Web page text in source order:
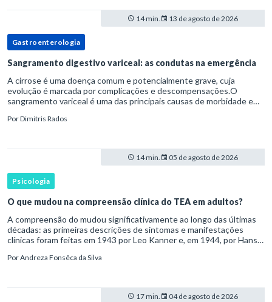
14 min. 13 de agosto de 2026
Gastroenterologia
Sangramento digestivo variceal: as condutas na emergência
A cirrose é uma doença comum e potencialmente grave, cuja
evolução é marcada por complicações e descompensações.O
sangramento variceal é uma das principais causas de morbidade e
hipertensão port
PorDimitris Rados
14 min. 05 de agosto de 2026
Psicologia
O que mudou na compreensão clínica do TEA em adultos?
A compreensão do mudou significativamente ao longo das últimas
décadas: as primeiras descrições de sintomas e manifestações
clínicas foram feitas em 1943 por Leo Kanner e, em 1944, por Hans
PorAndreza Fonsêca da Silva
17 min. 04 de agosto de 2026